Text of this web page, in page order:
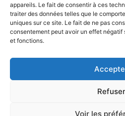
appareils. Le fait de consentir à ces
traiter des données telles que le
uniques sur ce site. Le fait de ne pas
consentement peut avoir un effet
et fonctions.
Refuser
Voir les
CONTACT
Par mail : atelier@annejerome.fr